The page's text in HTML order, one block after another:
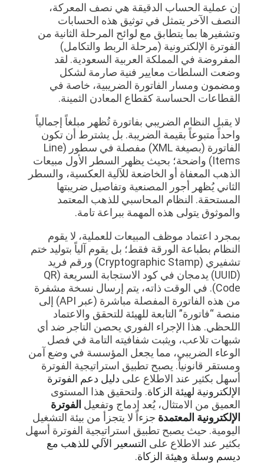
إن عملية الحساب الدقيقة هي نصف المعركة،
النصف الآخر يتمثل في توثيق هذه الحسابات
وتشفيرها بما يتطابق مع لوائح المرحلة الثانية من
الفوترة الإلكترونية (مرحلة الربط والتكامل)
المفروضة في المملكة العربية السعودية. لقد
وضعت السلطات معايير فنية صارمة لشكل
ومضمون ومسار الفاتورة الضريبية، خاصة في
القطاعات الحساسة كقطاع المعادن الثمينة.
لا يقبل النظام الضريبي بفاتورة تُظهر مبلغاً إجمالياً
واحداً متبوعاً بقيمة الضريبة. بل يشترط أن تكون
الفاتورة (بصيغة XML) مفصلة في سطور (Line
Items) واضحة؛ بحيث يظهر السطر الأول مبيعات
الذهب المعفاة أو الخاضعة للآلية العكسية، والسطر
الثاني يُظهر أجور المصنعية وتفاصيل ضريبتها
المستحقة. النظام المحاسبي للذهب المعتمد
والموثوق يتولى هذه المهمة ببراعة تامة.
بمجرد اعتماد موظف المبيعات للعملية، لا يقوم
النظام بطباعة الورقة فقط؛ بل يقوم آلياً بتوليد ختم
تشفيري (Cryptographic Stamp) ورقم فريد
(UUID) يدمجان في كود الاستجابة السريعة (QR
Code). في الوقت ذاته، يتم إرسال نسخة مشفرة
من هذه الفاتورة المفصلة مباشرة (عبر API) إلى
منصة “فاتورة” التابعة للهيئة للتحقق والاعتماد
اللحظي. هذا الإجراء الفوري يحصن التاجر ضد أي
شبهات تلاعب، ويثبت شفافيته التامة في فصل
الوعاء الضريبي، مما يجعل المؤسسة في وضع آمن
ومستقر قانونياً. يصبح تطبيق استراتيجية الفوترة
أسهل بكثير عند الاطلاع على دليل دعم الفوترة
الإلكترونية لهيئة الزكاة. ولتحقيق هذا المستوى
العميق من الامتثال، يُعد إدماج وتفعيل الفوترة
الإلكترونية المعتمدة جزءاً لا يتجزأ من بيئة التشغيل
اليومية. حيث يصبح تطبيق استراتيجية الفوترة أسهل
بكثير عند الاطلاع على التسعير الآلي للذهب مع
ديسم وسلة وهيئة الزكاة.